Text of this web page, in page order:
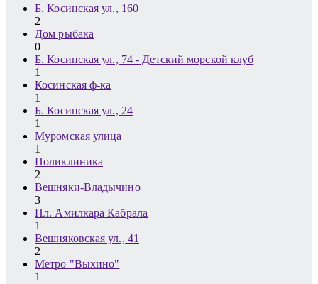
Б. Косинская ул., 160
2
Дом рыбака
0
Б. Косинская ул., 74 - Детский морской клуб
1
Косинская ф-ка
1
Б. Косинская ул., 24
1
Муромская улица
1
Поликлиника
2
Вешняки-Владычино
3
Пл. Амилкара Кабрала
1
Вешняковская ул., 41
2
Метро "Выхино"
1